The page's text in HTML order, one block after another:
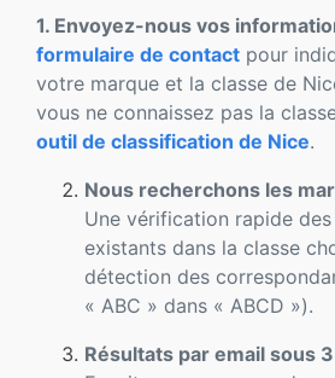
1. Envoyez-nous vos
formulaire de contact pour
votre marque et la classe de
vous ne connaissez pas la
outil de classification de Nice.
Nous recherchons les
Une vérification rapide
existants dans la classe
détection des
« ABC » dans « ABCD »).
Résultats par email sous